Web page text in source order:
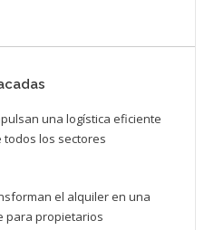
una logística eficiente
los sectores
el alquiler en una
para propietarios